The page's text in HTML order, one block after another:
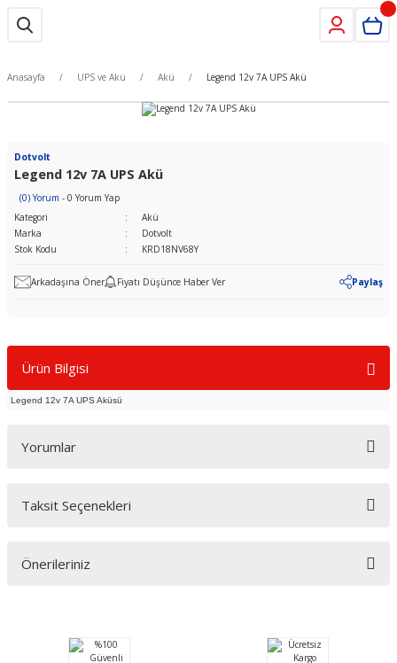
Anasayfa UPS ve Akü Akü Legend 12v 7A UPS Akü
Dotvolt
Legend 12v 7A UPS Akü
(0) Yorum - 0 Yorum Yap
Kategori
Akü
Marka
Dotvolt
Stok Kodu
KRD18NV68Y
Arkadaşına Öner Fiyatı Düşünce Haber Ver Paylaş
Ürün Bilgisi
Legend 12v 7A UPS Aküsü
Yorumlar
Bu ürüne ilk yorumu siz yapın!
Taksit Seçenekleri
Önerileriniz
Görüş ve önerileriniz için teşekkür ederiz.